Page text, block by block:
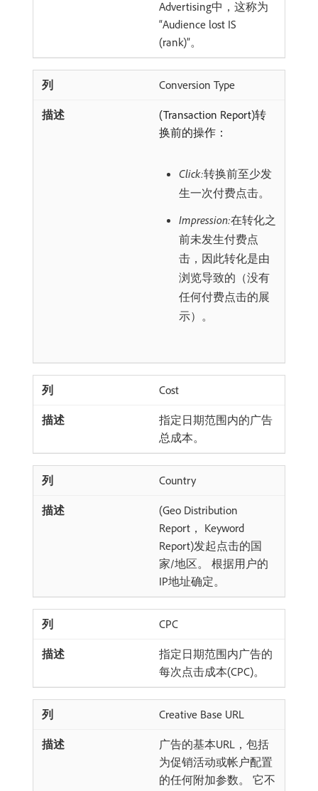
Advertising中，这称为
“Audience lost IS
(rank)”。
Conversion Type
(Transaction Report)转
换前的操作：
Click:转换前至少发
生一次付费点击。
Impression:在转化之
前未发生付费点
击，因此转化是由
浏览导致的（没有
任何付费点击的展
示）。
Cost
指定日期范围内的广告
总成本。
Country
(Geo Distribution
Report， Keyword
Report)发起点击的国
家/地区。 根据用户的
IP地址确定。
CPC
指定日期范围内广告的
每次点击成本(CPC)。
Creative Base URL
广告的基本URL，包括
为促销活动或帐户配置
的任何附加参数。 它不